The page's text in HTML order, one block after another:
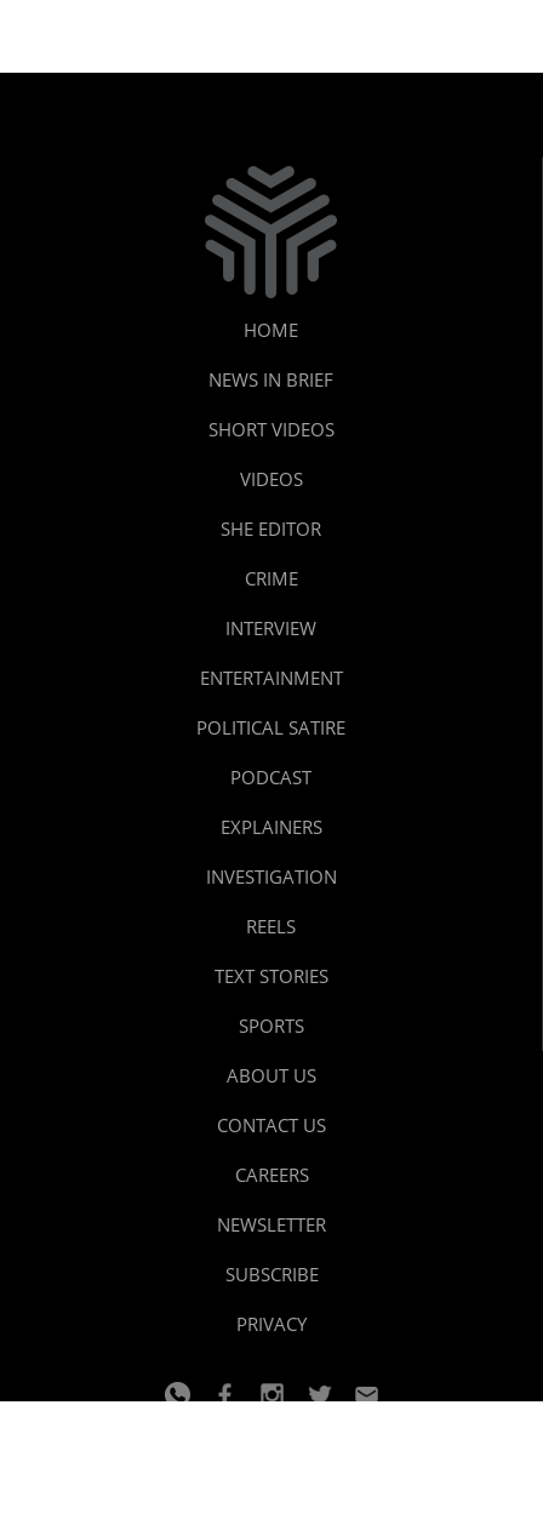
HOME
NEWS IN BRIEF
SHORT VIDEOS
VIDEOS
SHE EDITOR
CRIME
INTERVIEW
ENTERTAINMENT
POLITICAL SATIRE
PODCAST
EXPLAINERS
INVESTIGATION
REELS
TEXT STORIES
SPORTS
ABOUT US
CONTACT US
CAREERS
NEWSLETTER
SUBSCRIBE
PRIVACY